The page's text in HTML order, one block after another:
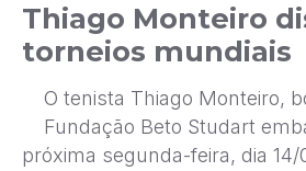
Thiago Monteiro
torneios mundiais
O tenista Thiago Monteiro,
Fundação Beto Studart
próxima segunda-feira, dia 14/